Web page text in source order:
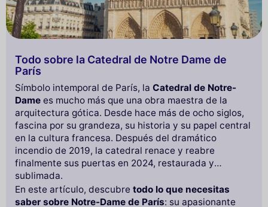
Todo sobre la Catedral de Notre Dame de
París
Símbolo intemporal de París, la Catedral de Notre-
Dame es mucho más que una obra maestra de la
arquitectura gótica. Desde hace más de ocho siglos,
fascina por su grandeza, su historia y su papel central
en la cultura francesa. Después del dramático
incendio de 2019, la catedral renace y reabre
finalmente sus puertas en 2024, restaurada y
sublimada.
En este artículo, descubre todo lo que necesitas
saber sobre Notre-Dame de París: su apasionante